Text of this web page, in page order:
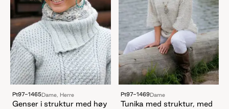
Pt97-1465Dame, Herre
Genser i struktur med høy
Pt97-1469Dame
Tunika med struktur, med